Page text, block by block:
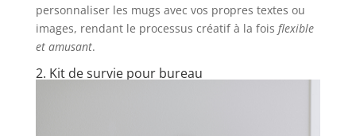
personnaliser les mugs avec vos propres textes ou
images, rendant le processus créatif à la fois flexible
et amusant.
2. Kit de survie pour bureau